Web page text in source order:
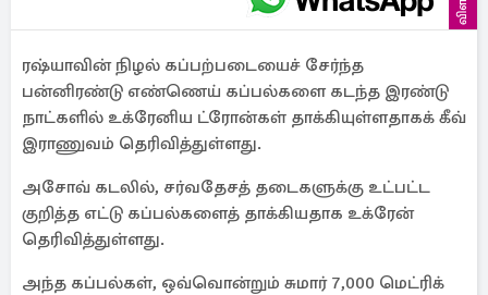
ரஷ்யாவின் நிழல் கப்பற்படையைச் சேர்ந்த
பன்னிரண்டு எண்ணெய் கப்பல்களை கடந்த இரண்டு
நாட்களில் உக்ரேனிய ட்ரோன்கள் தாக்கியுள்ளதாகக் கீவ்
இராணுவம் தெரிவித்துள்ளது.
அசோவ் கடலில், சர்வதேசத் தடைகளுக்கு உட்பட்ட
குறித்த எட்டு கப்பல்களைத் தாக்கியதாக உக்ரேன்
தெரிவித்துள்ளது.
அந்த கப்பல்கள், ஒவ்வொன்றும் சுமார் 7,000 மெட்ரிக்